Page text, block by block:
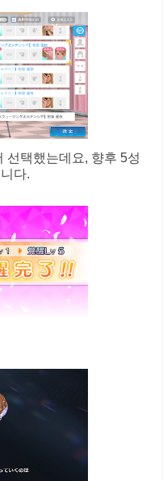
선택했는데요, 향후 5성
다.